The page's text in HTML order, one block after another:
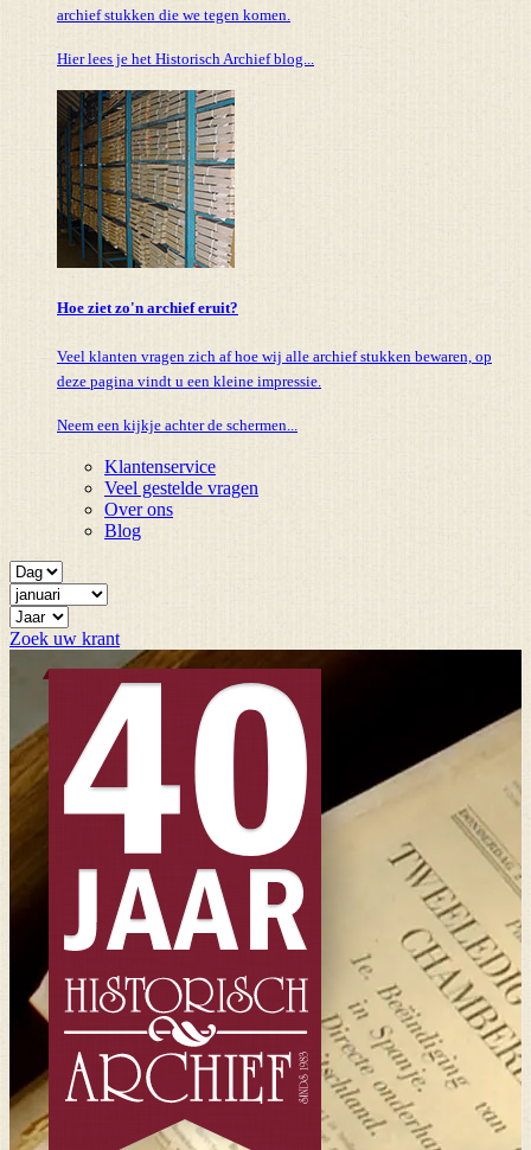
archief stukken die we tegen komen.
Hier lees je het Historisch Archief blog...
Hoe ziet zo'n archief eruit?
Veel klanten vragen zich af hoe wij alle archief stukken bewaren, op
deze pagina vindt u een kleine impressie.
Neem een kijkje achter de schermen...
Klantenservice
Veel gestelde vragen
Over ons
Blog
Zoek uw krant